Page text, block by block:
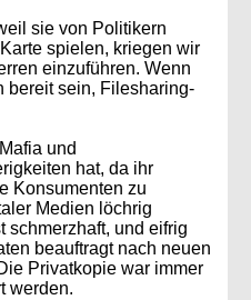
sie von Politikern
spielen, kriegen wir
einzuführen. Wenn
bereit sein, Filesharing-
und
hat, da ihr
Konsumenten zu
Medien löchrig
schmerzhaft, und eifrig
beauftragt nach neuen
Privatkopie war immer
werden.